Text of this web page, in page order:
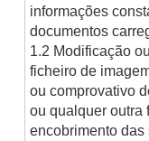
informações
documentos
1.2 Modificação
ficheiro de
ou comprovativo
ou qualquer outra
encobrimento das